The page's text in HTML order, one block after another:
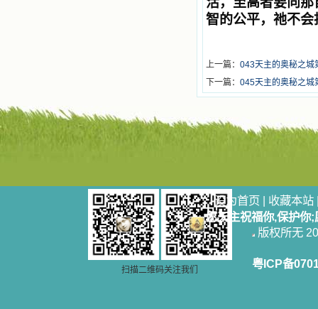
智的公平，祂不
上一篇： 043天主的奥秘之城
下一篇： 045天主的奥秘之城
扫描二维码关注我们
设为首页 | 收藏本站
愿天主祝福你,保护你
版权所无
粤ICP备